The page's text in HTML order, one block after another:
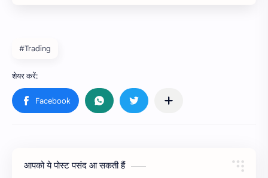
#Trading
आपको ये पोस्ट पसंद आ सकती हैं